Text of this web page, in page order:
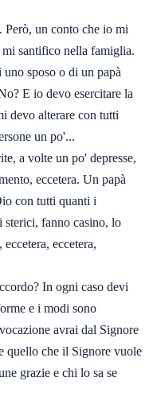
Però, un conto che io mi
santifico nella famiglia.
sposo o di un papà
E io devo esercitare la
devo alterare con tutti
un po'...
a volte un po' depresse,
eccetera. Un papà
con tutti quanti i
fanno casino, lo
eccetera,
In ogni caso devi
e i modi sono
avrai dal Signore
quello che il Signore vuole
grazie e chi lo sa se